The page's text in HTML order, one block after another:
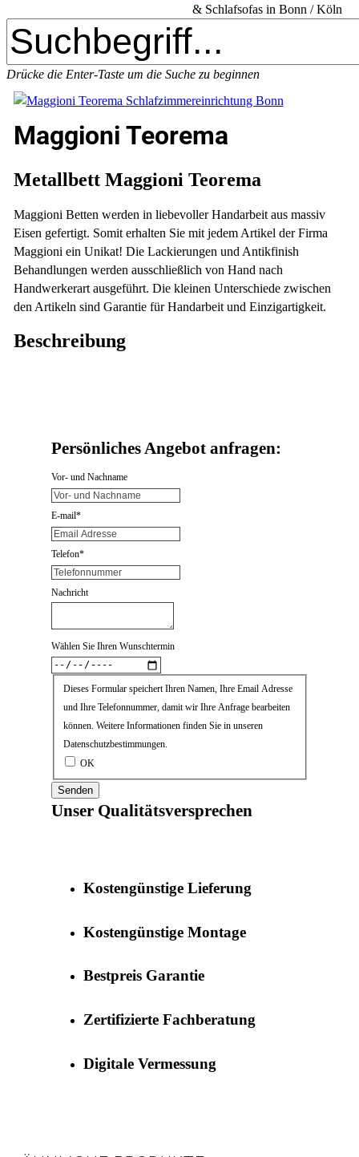
Drücke die Enter-Taste um die Suche zu beginnen
Close
Search
Maggioni Teorema
Metallbett Maggioni Teorema
Maggioni Betten werden in liebevoller Handarbeit aus massiv
Eisen gefertigt. Somit erhalten Sie mit jedem Artikel der Firma
Maggioni ein Unikat! Die Lackierungen und Antikfinish
Behandlungen werden ausschließlich von Hand nach
Handwerkerart ausgeführt. Die kleinen Unterschiede zwischen
den Artikeln sind Garantie für Handarbeit und Einzigartigkeit.
Beschreibung
Persönliches Angebot anfragen:
Vor- und Nachname
E-mail*
Telefon*
Nachricht
Wählen Sie Ihren Wunschtermin
Dieses Formular speichert Ihren Namen, Ihre Email Adresse
und Ihre Telefonnummer, damit wir Ihre Anfrage bearbeiten
können. Weitere Informationen finden Sie in unseren
Datenschutzbestimmungen.
OK
Senden
Unser Qualitätsversprechen
Kostengünstige Lieferung
Kostengünstige Montage
Bestpreis Garantie
Zertifizierte Fachberatung
Digitale Vermessung